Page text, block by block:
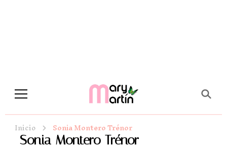
Novela Romántica y Lifestyle
Inicio Sonia Montero Trénor
Sonia Montero Trénor